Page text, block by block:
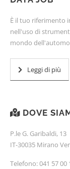
È il tuo riferimento
nell'uso di
mondo
Leggi di più
DOVE
P.le G. Garibaldi, 13
IT-30035 Mirano
Telefono:041 57 00